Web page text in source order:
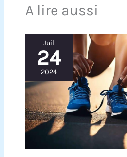
A lire aussi
Juil
24
2024